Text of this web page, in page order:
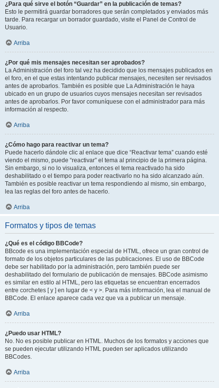
¿Para qué sirve el botón “Guardar” en la publicación de temas?
Esto le permitirá guardar borradores que serán completados y enviados más
tarde. Para recargar un borrador guardado, visite el Panel de Control de
Usuario.
Arriba
¿Por qué mis mensajes necesitan ser aprobados?
La Administración del foro tal vez ha decidido que los mensajes publicados en
el foro, en el que estas intentando publicar mensajes, necesiten ser revisados
antes de aprobarlos. También es posible que La Administración le haya
ubicado en un grupo de usuarios cuyos mensajes necesitan ser revisados
antes de aprobarlos. Por favor comuníquese con el administrador para más
información al respecto.
Arriba
¿Cómo hago para reactivar un tema?
Puede hacerlo dándole clic al enlace que dice “Reactivar tema” cuando esté
viendo el mismo, puede “reactivar” el tema al principio de la primera página.
Sin embargo, si no lo visualiza, entonces el tema reactivado ha sido
deshabilitado o el tiempo para poder reactivarlo no ha sido alcanzado aún.
También es posible reactivar un tema respondiendo al mismo, sin embargo,
lea las reglas del foro antes de hacerlo.
Arriba
Formatos y tipos de temas
¿Qué es el código BBCode?
BBcode es una implementación especial de HTML, ofrece un gran control de
formato de los objetos particulares de las publicaciones. El uso de BBCode
debe ser habilitado por la administración, pero también puede ser
deshabilitado del formulario de publicación de mensajes. BBCode asimismo
es similar en estilo al HTML, pero las etiquetas se encuentran encerrados
entre corchetes [ y ] en lugar de < y >. Para más información, lea el manual de
BBCode. El enlace aparece cada vez que va a publicar un mensaje.
Arriba
¿Puedo usar HTML?
No. No es posible publicar en HTML. Muchos de los formatos y acciones que
se pueden ejecutar utilizando HTML pueden ser aplicados utilizando
BBCodes.
Arriba